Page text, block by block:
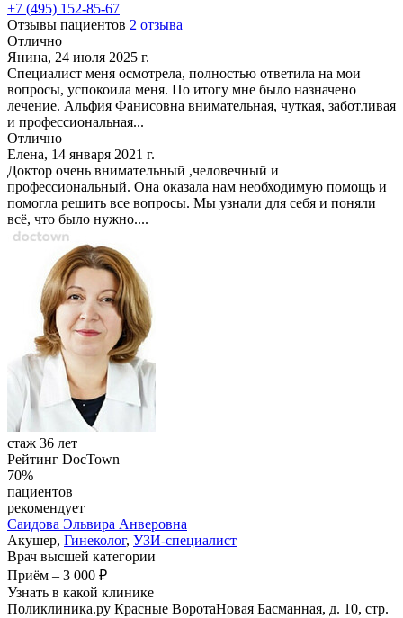
+7 (495) 152-85-67
Отзывы пациентов 2 отзыва
Отлично
Янина, 24 июля 2025 г.
Специалист меня осмотрела, полностью ответила на мои
вопросы, успокоила меня. По итогу мне было назначено
лечение. Альфия Фанисовна внимательная, чуткая, заботливая
и профессиональная...
Отлично
Елена, 14 января 2021 г.
Доктор очень внимательный ,человечный и
профессиональный. Она оказала нам необходимую помощь и
помогла решить все вопросы. Мы узнали для себя и поняли
всё, что было нужно....
стаж 36 лет
Рейтинг DocTown
70%
пациентов
рекомендует
Саидова Эльвира Анверовна
Акушер, Гинеколог, УЗИ-специалист
Врач высшей категории
Приём – 3 000 ₽
Узнать в какой клинике
Поликлиника.ру Красные ВоротаНовая Басманная, д. 10, стр.